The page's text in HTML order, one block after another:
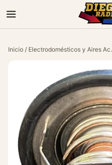
Inicio / Electrodomésticos y Aires Ac.